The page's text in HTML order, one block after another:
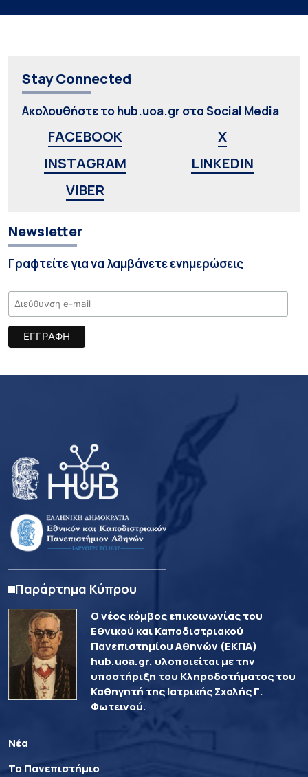
Stay Connected
Ακολουθήστε το hub.uoa.gr στα Social Media
FACEBOOK
X
INSTAGRAM
LINKEDIN
VIBER
Newsletter
Γραφτείτε για να λαμβάνετε ενημερώσεις
Παράρτημα Κύπρου
Ο νέος κόμβος επικοινωνίας του
Εθνικού και Καποδιστριακού
Πανεπιστημίου Αθηνών (ΕΚΠΑ)
hub.uoa.gr, υλοποιείται με την
υποστήριξη του Κληροδοτήματος του
Καθηγητή της Ιατρικής Σχολής Γ.
Φωτεινού.
Νέα
Το Πανεπιστήμιο